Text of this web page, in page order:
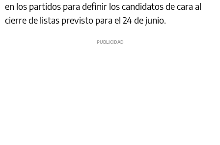
en los partidos para definir los candidatos de cara al
cierre de listas previsto para el 24 de junio.